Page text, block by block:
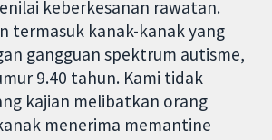
keberkesanan rawatan.
termasuk kanak-kanak yang
gangguan spektrum autisme,
9.40 tahun. Kami tidak
kajian melibatkan orang
menerima memantine